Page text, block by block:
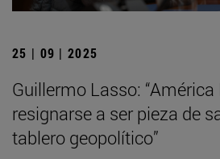
25 | 09 | 2025
Guillermo Lasso:
resignarse a ser pieza de
tablero geopolítico”